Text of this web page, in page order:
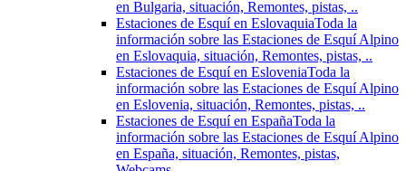
en Bulgaria, situación, Remontes, pistas, ..
Estaciones de Esquí en EslovaquiaToda la
información sobre las Estaciones de Esquí Alpino
en Eslovaquia, situación, Remontes, pistas, ..
Estaciones de Esquí en EsloveniaToda la
información sobre las Estaciones de Esquí Alpino
en Eslovenia, situación, Remontes, pistas, ..
Estaciones de Esquí en EspañaToda la
información sobre las Estaciones de Esquí Alpino
en España, situación, Remontes, pistas,